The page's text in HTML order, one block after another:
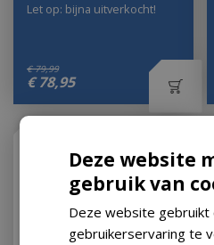
€ 79,99
€ 78,95
Let op: bijna uitverkocht!
Deze website
gebruik van
Deze website gebruikt
gebruikerservaring te